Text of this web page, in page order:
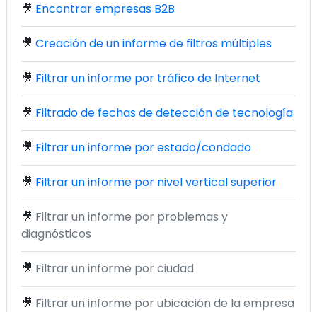
🎥 Encontrar empresas B2B
🎥 Creación de un informe de filtros múltiples
🎥 Filtrar un informe por tráfico de Internet
🎥 Filtrado de fechas de detección de tecnología
🎥 Filtrar un informe por estado/condado
🎥 Filtrar un informe por nivel vertical superior
🎥 Filtrar un informe por problemas y
diagnósticos
🎥 Filtrar un informe por ciudad
🎥 Filtrar un informe por ubicación de la empresa